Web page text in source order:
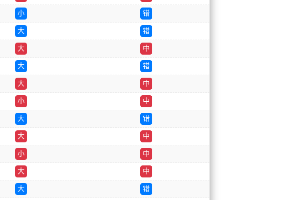
小 错
大 错
大 中
大 错
大 中
小 中
大 错
大 中
小 中
大 中
大 错